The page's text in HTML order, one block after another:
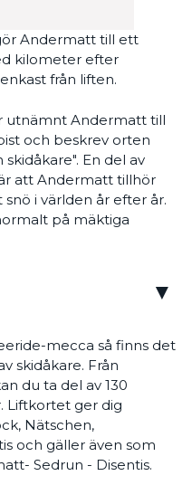
Andermatt till ett
kilometer efter
från liften.
utnämnt Andermatt till
och beskrev orten
En del av
att Andermatt tillhör
i världen år efter år.
på mäktiga
mecca så finns det
skidåkare. Från
du ta del av 130
Liftkortet ger dig
Nätschen,
och gäller även som
Sedrun - Disentis.